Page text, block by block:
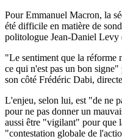
Pour Emmanuel Macron, la
été difficile en matière de
politologue Jean-Daniel Levy
"Le sentiment que la réforme
ce qui n'est pas un bon
son côté Frédéric Dabi,
L'enjeu, selon lui, est "de ne
pour ne pas donner un
aussi être "vigilant" pour que
"contestation globale de